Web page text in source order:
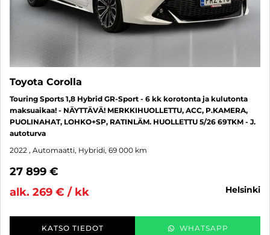
Toyota Corolla
Touring Sports 1,8 Hybrid GR-Sport - 6 kk korotonta ja kulutonta
maksuaikaa! - NÄYTTÄVÄ! MERKKIHUOLLETTU, ACC, P.KAMERA,
PUOLINAHAT, LOHKO+SP, RATINLÄM. HUOLLETTU 5/26 69TKM - J.
autoturva
2022 , Automaatti, Hybridi, 69 000 km
27 899 €
alk. 269 € / kk
helsinki
KATSO TIEDOT WHATSAPP